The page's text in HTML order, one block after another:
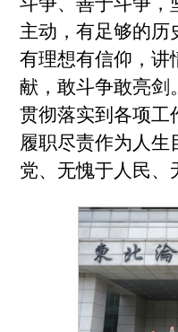
主动，有足够的历
有理想有信仰，讲
献，敢斗争敢亮剑
贯彻落实到各项工
履职尽责作为人
党、无愧于人民、